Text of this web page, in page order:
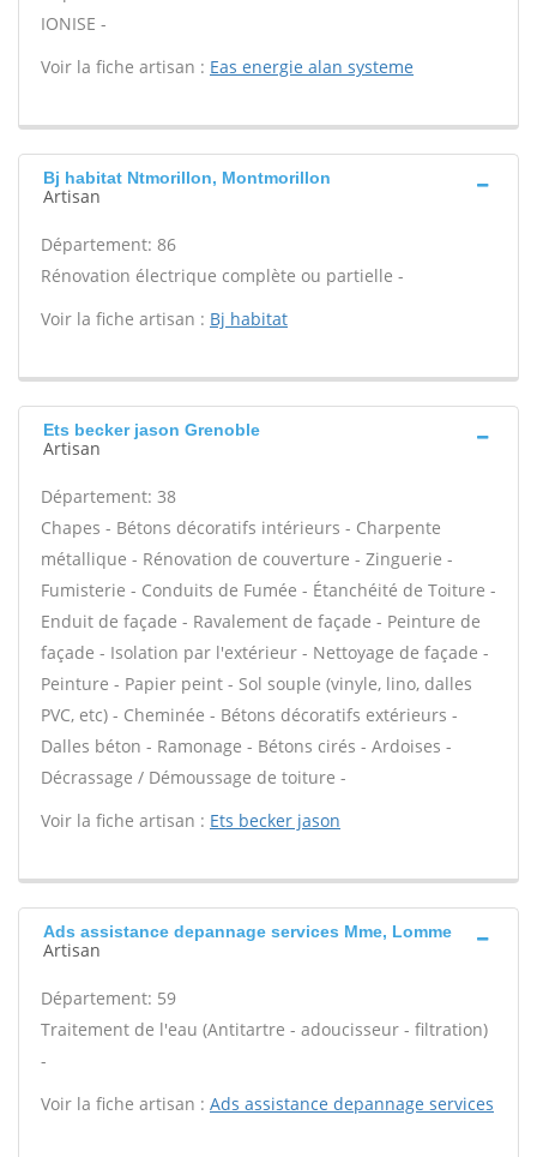
IONISE -
Voir la fiche artisan : Eas energie alan systeme
Bj habitat Ntmorillon, Montmorillon
Artisan
Département: 86
Rénovation électrique complète ou partielle -
Voir la fiche artisan : Bj habitat
Ets becker jason Grenoble
Artisan
Département: 38
Chapes - Bétons décoratifs intérieurs - Charpente
métallique - Rénovation de couverture - Zinguerie -
Fumisterie - Conduits de Fumée - Étanchéité de Toiture -
Enduit de façade - Ravalement de façade - Peinture de
façade - Isolation par l'extérieur - Nettoyage de façade -
Peinture - Papier peint - Sol souple (vinyle, lino, dalles
PVC, etc) - Cheminée - Bétons décoratifs extérieurs -
Dalles béton - Ramonage - Bétons cirés - Ardoises -
Décrassage / Démoussage de toiture -
Voir la fiche artisan : Ets becker jason
Ads assistance depannage services Mme, Lomme
Artisan
Département: 59
Traitement de l'eau (Antitartre - adoucisseur - filtration)
-
Voir la fiche artisan : Ads assistance depannage services